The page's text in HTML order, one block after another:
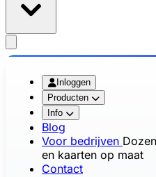
Inloggen
Producten
Info
Blog
Voor bedrijven
en kaarten op maat
Contact